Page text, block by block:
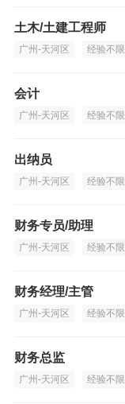
土木/土建工程师
广州-天河区 经验不限
会计
广州-天河区 经验不限
出纳员
广州-天河区 经验不限
财务专员/助理
广州-天河区 经验不限
财务经理/主管
广州-天河区 经验不限
财务总监
广州-天河区 经验不限